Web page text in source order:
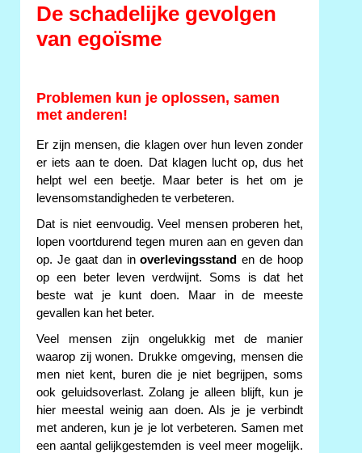
De schadelijke gevolgen
van egoïsme
Problemen kun je oplossen, samen
met anderen!
Er zijn mensen, die klagen over hun leven zonder
er iets aan te doen. Dat klagen lucht op, dus het
helpt wel een beetje. Maar beter is het om je
levensomstandigheden te verbeteren.
Dat is niet eenvoudig. Veel mensen proberen het,
lopen voortdurend tegen muren aan en geven dan
op. Je gaat dan inoverlevingsstand en de hoop
op een beter leven verdwijnt. Soms is dat het
beste wat je kunt doen. Maar in de meeste
gevallen kan het beter.
Veel mensen zijn ongelukkig met de manier
waarop zij wonen. Drukke omgeving, mensen die
men niet kent, buren die je niet begrijpen, soms
ook geluidsoverlast. Zolang je alleen blijft, kun je
hier meestal weinig aan doen. Als je je verbindt
met anderen, kun je je lot verbeteren. Samen met
een aantal gelijkgestemden is veel meer mogelijk.